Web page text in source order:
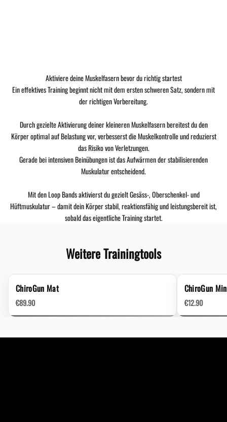
Aktiviere deine Muskelfasern bevor du richtig startest
Ein effektives Training beginnt nicht mit dem ersten schweren Satz, sondern mit
der richtigen Vorbereitung.
Durch gezielte Aktivierung deiner kleineren Muskelfasern bereitest du den
Körper optimal auf Belastung vor, verbesserst die Muskelkontrolle und reduzierst
das Risiko von Verletzungen.
Gerade bei intensiven Beinübungen ist das Aufwärmen der stabilisierenden
Muskulatur entscheidend.
Mit den Loop Bands aktivierst du gezielt Gesäss-, Oberschenkel- und
Hüftmuskulatur – damit dein Körper stabil, reaktionsfähig und leistungsbereit ist,
sobald das eigentliche Training startet.
Weitere Trainingtools
ChiroGun Mat
€89.90
ChiroGun
€12.90